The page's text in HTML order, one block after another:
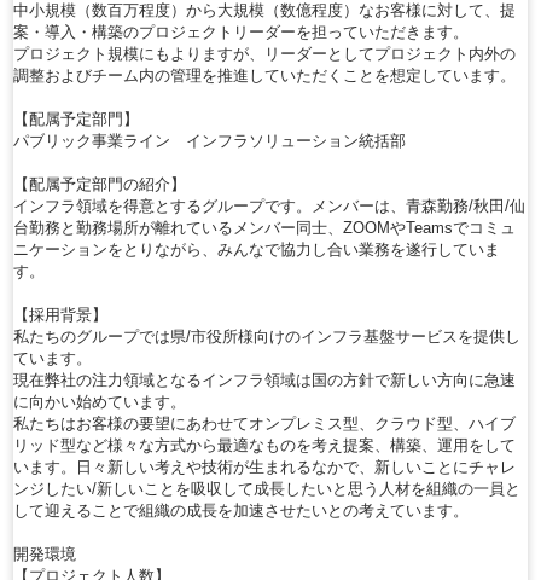
中小規模（数百万程度）から大規模（数億程度）なお客様に対して、提
案・導入・構築のプロジェクトリーダーを担っていただきます。
プロジェクト規模にもよりますが、リーダーとしてプロジェクト内外の
調整およびチーム内の管理を推進していただくことを想定しています。
【配属予定部門】
パブリック事業ライン インフラソリューション統括部
【配属予定部門の紹介】
インフラ領域を得意とするグループです。メンバーは、青森勤務/秋田/仙
台勤務と勤務場所が離れているメンバー同士、ZOOMやTeamsでコミュ
ニケーションをとりながら、みんなで協力し合い業務を遂行していま
す。
【採用背景】
私たちのグループでは県/市役所様向けのインフラ基盤サービスを提供し
ています。
現在弊社の注力領域となるインフラ領域は国の方針で新しい方向に急速
に向かい始めています。
私たちはお客様の要望にあわせてオンプレミス型、クラウド型、ハイブ
リッド型など様々な方式から最適なものを考え提案、構築、運用をして
います。日々新しい考えや技術が生まれるなかで、新しいことにチャレ
ンジしたい/新しいことを吸収して成長したいと思う人材を組織の一員と
して迎えることで組織の成長を加速させたいとの考えています。
開発環境
【プロジェクト人数】